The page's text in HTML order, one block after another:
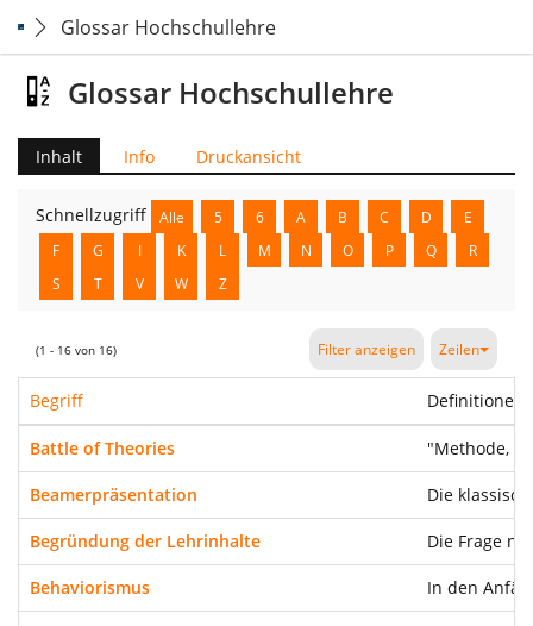
Glossar Hochschullehre
Glossar Hochschullehre
Inhalt Info Druckansicht
Schnellzugriff Alle 5 6 A B C D
E
F
G I K L M N O P Q
R
S
T V W Z
(1 - 16 von 16) Filter anzeigen Zeilen
Begriff Definitionen
Battle of Theories "Methode,
Beamerpräsentation Die
Begründung der Lehrinhalte Die Frage
Behaviorismus In den